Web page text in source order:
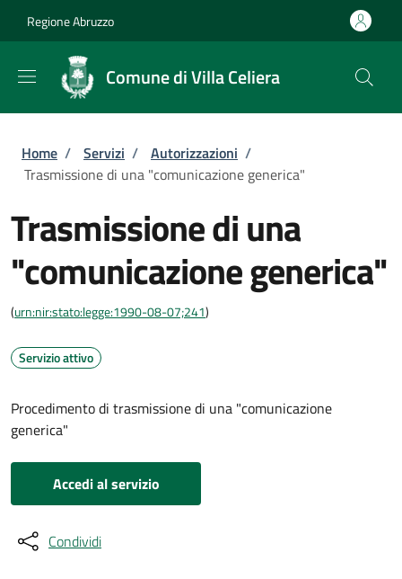
Regione Abruzzo
Comune di Villa Celiera
Briciole di pane
Home / Servizi / Autorizzazioni /
Trasmissione di una "comunicazione generica"
Trasmissione di una
"comunicazione generica"
(urn:nir:stato:legge:1990-08-07;241)
Servizio attivo
Procedimento di trasmissione di una "comunicazione
generica"
Accedi al servizio
Condividi